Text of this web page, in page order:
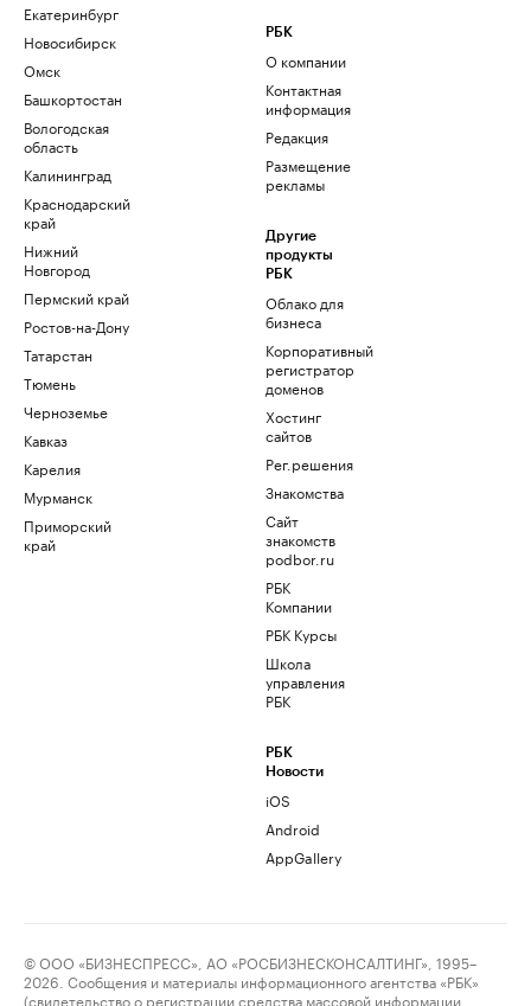
Екатеринбург
Новосибирск
Омск
Башкортостан
Вологодская
область
Калининград
Краснодарский
край
Нижний
Новгород
Пермский край
Ростов-на-Дону
Татарстан
Тюмень
Черноземье
Кавказ
Карелия
Мурманск
Приморский
край
РБК
О компании
Контактная
информация
Редакция
Размещение
рекламы
Другие
продукты
РБК
Облако для
бизнеса
Корпоративный
регистратор
доменов
Хостинг
сайтов
Рег.решения
Знакомства
Сайт
знакомств
podbor.ru
РБК
Компании
РБК Курсы
Школа
управления
РБК
РБК
Новости
iOS
Android
AppGallery
© ООО «БИЗНЕСПРЕСС», АО «РОСБИЗНЕСКОНСАЛТИНГ», 1995–
2026. Сообщения и материалы информационного агентства «РБК»
(свидетельство о регистрации средства массовой информации